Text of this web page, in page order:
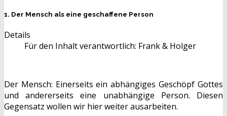
1. Der Mensch als eine geschaffene Person
Details
Für den Inhalt verantwortlich: Frank & Holger
Der Mensch: Einerseits ein abhängiges Geschöpf Gottes
und andererseits eine unabhängige Person. Diesen
Gegensatz wollen wir hier weiter ausarbeiten.